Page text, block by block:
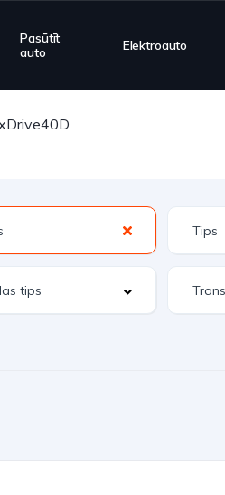
Pasūtīt
auto
Elektroauto